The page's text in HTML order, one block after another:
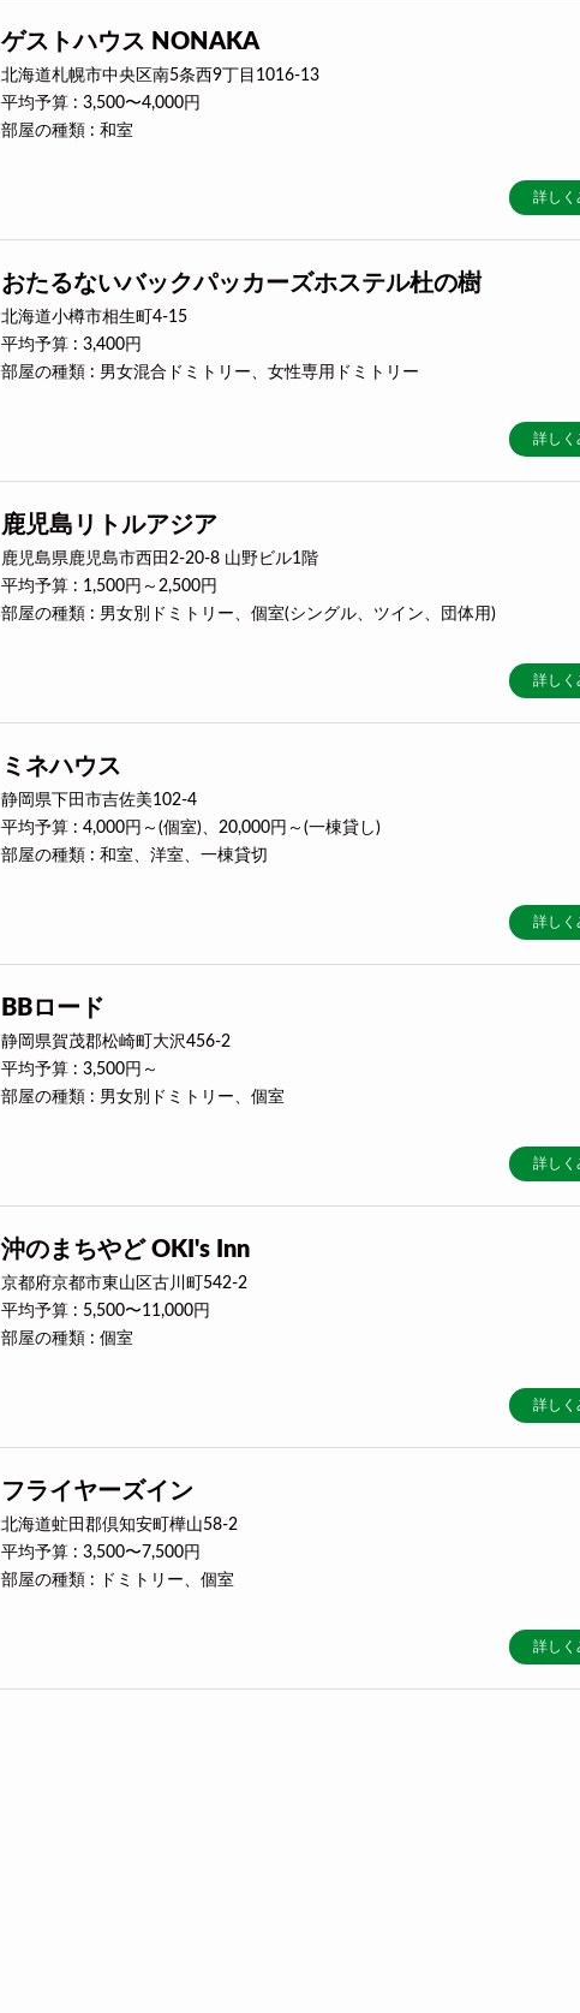
ゲストハウス NONAKA
北海道札幌市中央区南5条西9丁目1016-13
平均予算 : 3,500〜4,000円
部屋の種類 : 和室
詳しく
おたるないバックパッカーズホステル杜の樹
北海道小樽市相生町4-15
平均予算 : 3,400円
部屋の種類 : 男女混合ドミトリー、女性専用ドミトリー
詳しく
鹿児島リトルアジア
鹿児島県鹿児島市西田2-20-8 山野ビル1階
平均予算 : 1,500円～2,500円
部屋の種類 : 男女別ドミトリー、個室(シングル、ツイン、団体用)
詳しく
ミネハウス
静岡県下田市吉佐美102-4
平均予算 : 4,000円～(個室)、20,000円～(一棟貸し)
部屋の種類 : 和室、洋室、一棟貸切
詳しく
BBロード
静岡県賀茂郡松崎町大沢456-2
平均予算 : 3,500円～
部屋の種類 : 男女別ドミトリー、個室
詳しく
沖のまちやど OKI's Inn
京都府京都市東山区古川町542-2
平均予算 : 5,500〜11,000円
部屋の種類 : 個室
詳しく
フライヤーズイン
北海道虻田郡倶知安町樺山58-2
平均予算 : 3,500〜7,500円
部屋の種類 : ドミトリー、個室
詳しく